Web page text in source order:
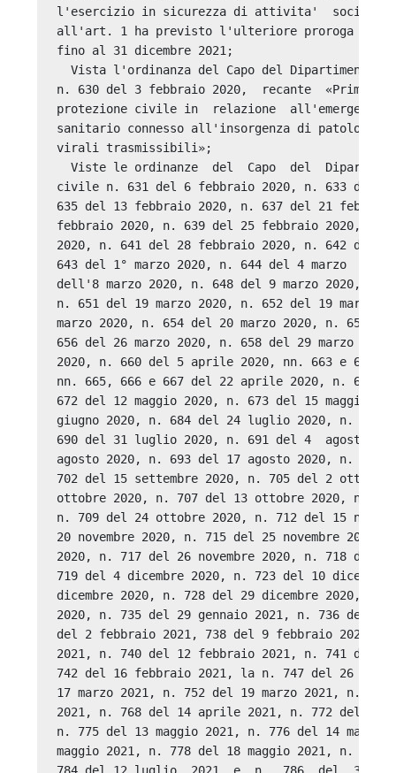
l'esercizio in sicurezza di attivita'  sociali
all'art. 1 ha previsto l'ulteriore proroga dello
fino al 31 dicembre 2021;
Vista l'ordinanza del Capo del Dipartimento
n. 630 del 3 febbraio 2020,  recante  «Primi
protezione civile in  relazione
sanitario connesso all'insorgenza di
virali trasmissibili»;
Viste le ordinanze  del  Capo  del
civile n. 631 del 6 febbraio 2020, n. 633 del
635 del 13 febbraio 2020, n. 637 del 21
febbraio 2020, n. 639 del 25 febbraio 2020, n.
2020, n. 641 del 28 febbraio 2020, n. 642 del
643 del 1° marzo 2020, n. 644 del 4 marzo
dell'8 marzo 2020, n. 648 del 9 marzo 2020, n.
n. 651 del 19 marzo 2020, n. 652 del 19 marzo
marzo 2020, n. 654 del 20 marzo 2020, n. 655
656 del 26 marzo 2020, n. 658 del 29 marzo
2020, n. 660 del 5 aprile 2020, nn. 663 e 664
nn. 665, 666 e 667 del 22 aprile 2020, n. 669
672 del 12 maggio 2020, n. 673 del 15 maggio
giugno 2020, n. 684 del 24 luglio 2020, n. 689
690 del 31 luglio 2020, n. 691 del 4  agosto
agosto 2020, n. 693 del 17 agosto 2020, n. 698
702 del 15 settembre 2020, n. 705 del 2
ottobre 2020, n. 707 del 13 ottobre 2020, n.
n. 709 del 24 ottobre 2020, n. 712 del 15
20 novembre 2020, n. 715 del 25 novembre 2020,
2020, n. 717 del 26 novembre 2020, n. 718 del
719 del 4 dicembre 2020, n. 723 del 10
dicembre 2020, n. 728 del 29 dicembre 2020, n.
2020, n. 735 del 29 gennaio 2021, n. 736 del 30
del 2 febbraio 2021, 738 del 9 febbraio 2021,
2021, n. 740 del 12 febbraio 2021, n. 741 del
742 del 16 febbraio 2021, la n. 747 del 26
17 marzo 2021, n. 752 del 19 marzo 2021, n.
2021, n. 768 del 14 aprile 2021, n. 772 del 30
n. 775 del 13 maggio 2021, n. 776 del 14
maggio 2021, n. 778 del 18 maggio 2021, n. 781
784 del 12 luglio  2021  e  n.  786  del  31